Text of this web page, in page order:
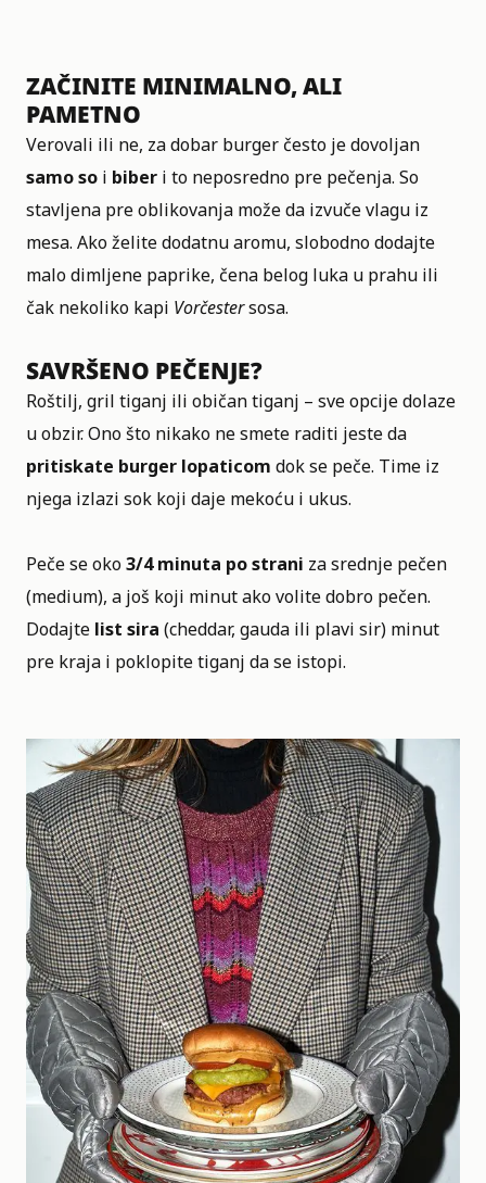
ZAČINITE MINIMALNO, ALI
PAMETNO
Verovali ili ne, za dobar burger često je dovoljan
samo so i biber i to neposredno pre pečenja. So
stavljena pre oblikovanja može da izvuče vlagu iz
mesa. Ako želite dodatnu aromu, slobodno dodajte
malo dimljene paprike, čena belog luka u prahu ili
čak nekoliko kapi Vorčestersosa.
SAVRŠENO PEČENJE?
Roštilj, gril tiganj ili običan tiganj – sve opcije dolaze
u obzir. Ono što nikako ne smete raditi jeste da
pritiskate burger lopaticom dok se peče. Time iz
njega izlazi sok koji daje mekoću i ukus.
Peče se oko3/4 minuta po strani za srednje pečen
(medium), a još koji minut ako volite dobro pečen.
Dodajte list sira (cheddar, gauda ili plavi sir) minut
pre kraja i poklopite tiganj da se istopi.